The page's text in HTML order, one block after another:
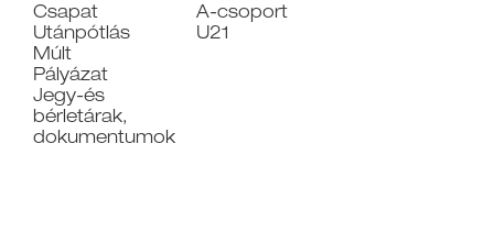
Csapat
Utánpótlás
Múlt
Pályázat
Jegy-és
bérletárak,
dokumentumok
A-csoport
U21